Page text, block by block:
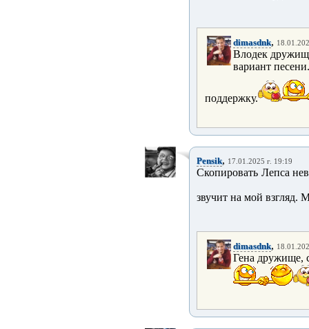
dimasdnk,
Влодек
вариант
поддержку.
Pensik, 17.01.2025 г. 19:19
Скопировать Лепса
звучит на мой взгляд.
dimasdnk,
Гена дружище,